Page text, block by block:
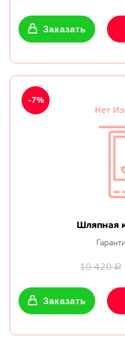
Заказать
Шляпная
10 420Р
-7%
Заказать